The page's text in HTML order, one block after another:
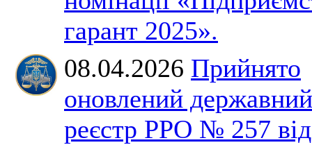
гарант 2025».
08.04.2026 Прийнято
оновлений державний
реєстр РРО № 257 від